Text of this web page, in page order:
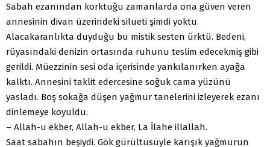
Sabah ezanından korktuğu zamanlarda ona güven veren
annesinin divan üzerindeki silueti şimdi yoktu.
Alacakaranlıkta duyduğu bu mistik sesten ürktü. Bedeni,
rüyasındaki denizin ortasında ruhunu teslim edecekmiş gibi
gerildi. Müezzinin sesi oda içerisinde yankılanırken ayağa
kalktı. Annesini taklit edercesine soğuk cama yüzünü
yasladı. Boş sokağa düşen yağmur tanelerini izleyerek ezanı
dinlemeye koyuldu.
– Allah-u ekber, Allah-u ekber, La İlahe illallah.
Saat sabahın beşiydi. Gök gürültüsüyle karışık yağmurun